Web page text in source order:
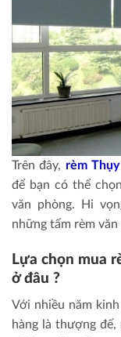
Trên đây, rèm
để bạn có thể
văn phòng. Hi
những tấm rèm
Lựa chọn mua
ở đâu ?
Với nhiều năm
hàng là thượng đế,